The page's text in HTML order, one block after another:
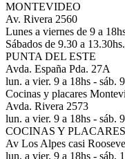
MONTEVIDEO
Av. Rivera 2560
Lunes a viernes de 9 a
Sábados de 9.30 a 13.30hs.
PUNTA DEL ESTE
Avda. España Pda. 27A
lun. a vier. 9 a 18hs - sáb.
Cocinas y placares
Avda. Rivera 2573
lun. a vier. 9 a 18hs - sáb.
COCINAS Y
Av Los Alpes casi
lun. a vier. 9 a 18hs - sáb.